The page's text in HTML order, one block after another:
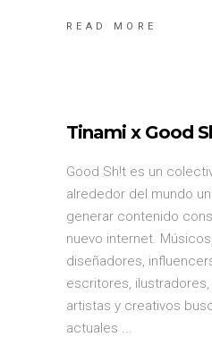
READ MORE
Tinami x Good
Good Sh!t es un
alrededor del mundo
generar contenido
nuevo internet.
diseñadores,
escritores,
artistas y creativos
actuales